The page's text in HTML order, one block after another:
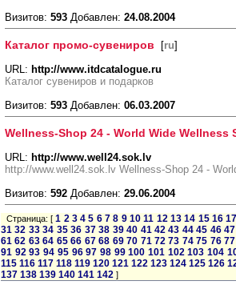
Визитов: 593 Добавлен: 24.08.2004
Каталог промо-сувениров [ru]
URL: http://www.itdcatalogue.ru
Каталог сувениров и подарков
Визитов: 593 Добавлен: 06.03.2007
Wellness-Shop 24 - World Wide Wellness
URL: http://www.well24.sok.lv
http://www.well24.sok.lv Wellness-Shop 24 -
Визитов: 592 Добавлен: 29.06.2004
Страница: [1 2 3 4 5 6 7 8 9 10 11 12 13 14 15 16
31 32 33 34 35 36 37 38 39 40 41 42 43 44 45 46 47
61 62 63 64 65 66 67 68 69 70 71 72 73 74 75 76 77
91 92 93 94 95 96 97 98 99 100 101 102 103 104
115 116 117 118 119 120 121 122 123 124 125 126
137 138 139 140 141 142 ]